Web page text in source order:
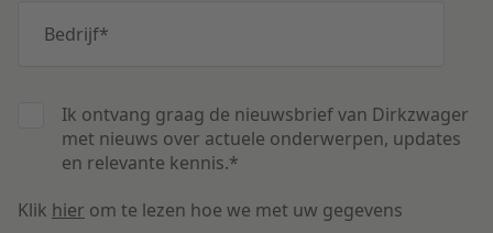
Bedrijf*
Ik ontvang graag de nieuwsbrief van Dirkzwager
met nieuws over actuele onderwerpen, updates
en relevante kennis.*
Klik hier om te lezen hoe we met uw gegevens